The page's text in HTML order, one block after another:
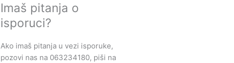
Imaš pitanja o
isporuci?
Ako imaš pitanja u vezi isporuke,
pozovi nas na 063234180, piši na